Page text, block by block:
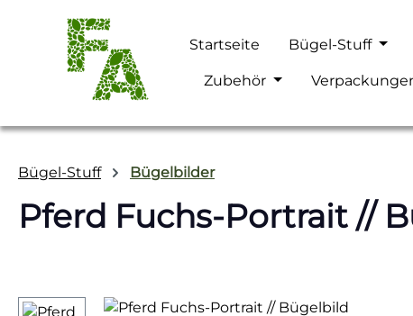
Hauptinhalt springen
Zur Suche springen
Zur Hauptnavigation springen
Startseite
Bügel-Stuff
Zubehör
Bügel-Stuff Bügelbilder
Pferd Fuchs-Portrait //
Bildergalerie überspringen